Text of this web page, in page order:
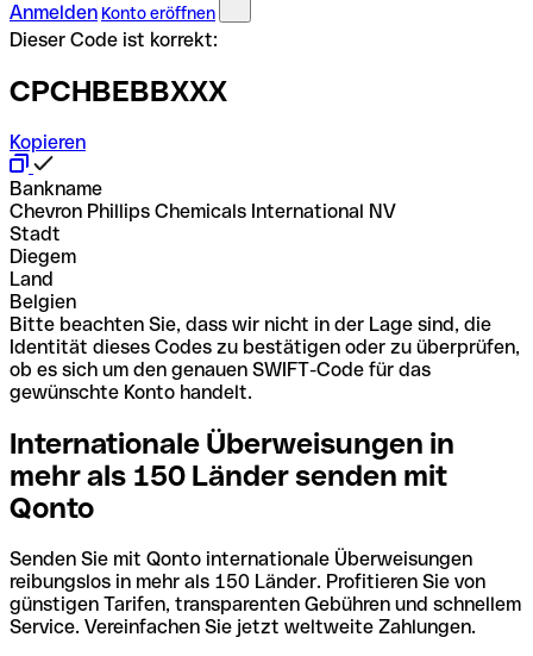
Anmelden Konto eröffnen
Dieser Code ist korrekt:
CPCHBEBBXXX
Kopieren
Bankname
Chevron Phillips Chemicals International NV
Stadt
Diegem
Land
Belgien
Bitte beachten Sie, dass wir nicht in der Lage sind, die
Identität dieses Codes zu bestätigen oder zu überprüfen,
ob es sich um den genauen SWIFT-Code für das
gewünschte Konto handelt.
Internationale Überweisungen in
mehr als 150 Länder senden mit
Qonto
Senden Sie mit Qonto internationale Überweisungen
reibungslos in mehr als 150 Länder. Profitieren Sie von
günstigen Tarifen, transparenten Gebühren und schnellem
Service. Vereinfachen Sie jetzt weltweite Zahlungen.